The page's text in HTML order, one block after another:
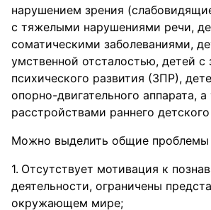
нарушением зрения
с тяжелыми нарушениями речи,
соматическими заболеваниями,
умственной отсталостью, детей с
психического развития (ЗПР),
опорно-двигательного аппарата,
расстройствами раннего
Можно выделить общие проблемы
Отсутствует мотивация к
деятельности, ограничены
окружающем мире;